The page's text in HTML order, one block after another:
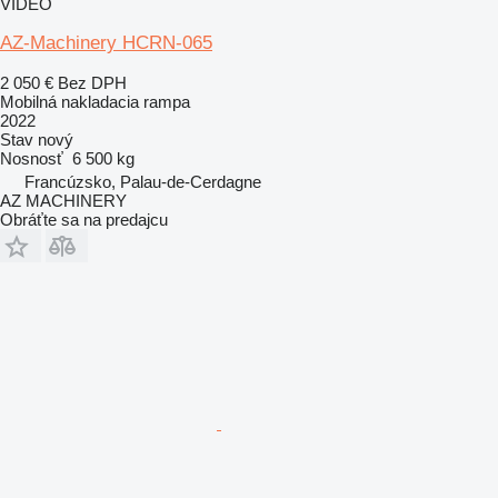
VIDEO
AZ-Machinery HCRN-065
2 050 € Bez DPH
Mobilná nakladacia rampa
2022
Stav nový
Nosnosť 6 500 kg
Francúzsko, Palau-de-Cerdagne
AZ MACHINERY
Obráťte sa na predajcu